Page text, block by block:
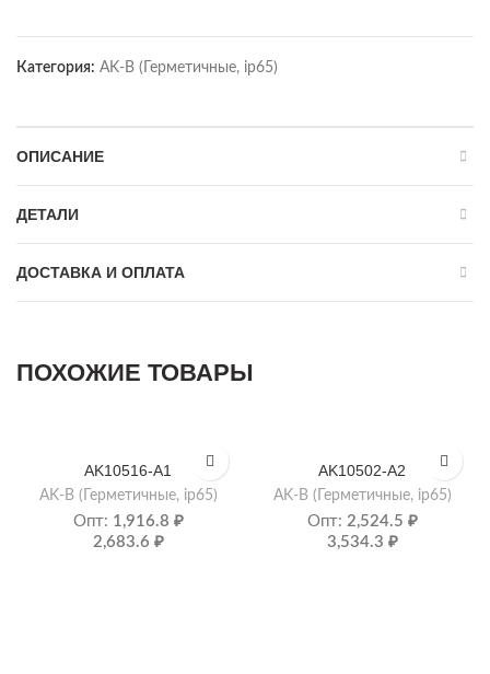
Категория: AK-B (Герметичные, ip65)
ОПИСАНИЕ
ДЕТАЛИ
ДОСТАВКА И ОПЛАТА
ПОХОЖИЕ ТОВАРЫ
AK10516-A1
AK-B (Герметичные, ip65)
2,683.6 ₽
Опт: 1,916.8 ₽
AK10502-A2
AK-B (Герметичные, ip65)
3,534.3 ₽
Опт: 2,524.5 ₽